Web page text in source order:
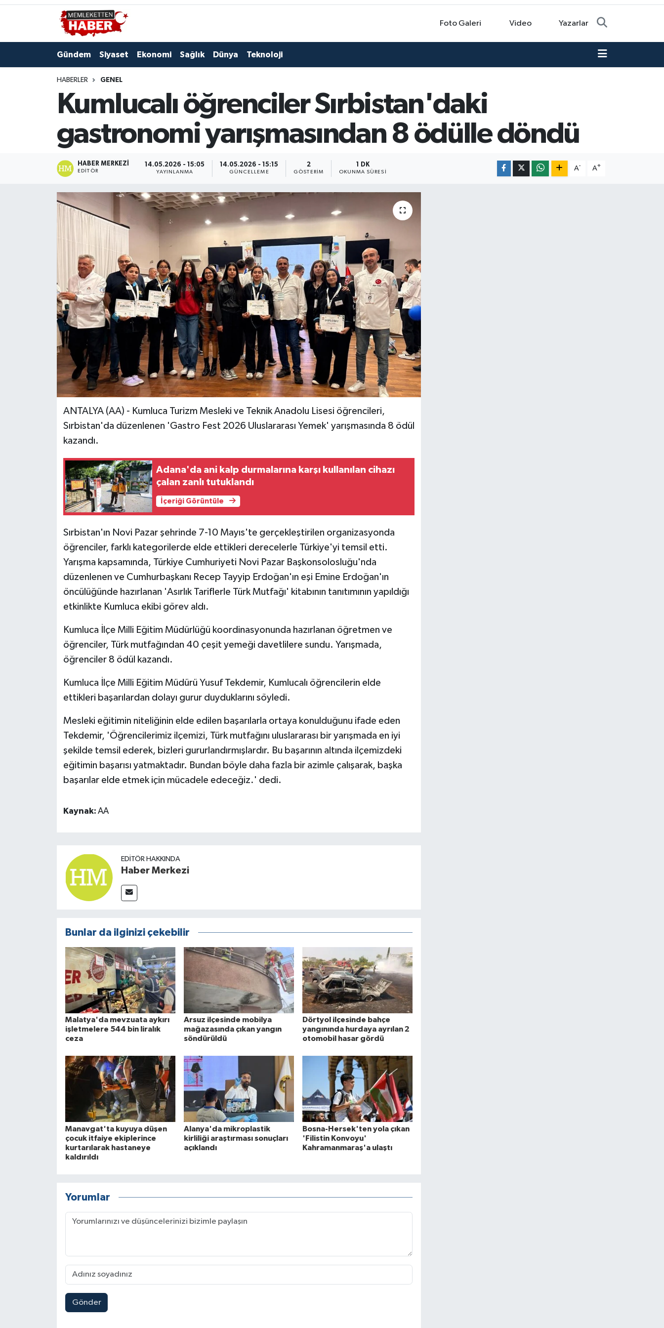
Foto Galeri Video Yazarlar
Gündem Siyaset Ekonomi Sağlık Dünya Teknoloji
HABERLER GENEL
Kumlucalı öğrenciler Sırbistan'daki
gastronomi yarışmasından 8 ödülle döndü
HABER MERKEZI
EDITÖR
14.05.2026 - 15:05
YAYINLANMA
14.05.2026 - 15:15
GÜNCELLEME
2
GÖSTERIM
1 DK
OKUNMA SÜRESI
A- A+
ANTALYA (AA) - Kumluca Turizm Mesleki ve Teknik Anadolu Lisesi öğrencileri,
Sırbistan'da düzenlenen 'Gastro Fest 2026 Uluslararası Yemek' yarışmasında 8 ödül
kazandı.
Adana'da ani kalp durmalarına karşı kullanılan cihazı
çalan zanlı tutuklandı
İçeriği Görüntüle
Sırbistan'ın Novi Pazar şehrinde 7-10 Mayıs'te gerçekleştirilen organizasyonda
öğrenciler, farklı kategorilerde elde ettikleri derecelerle Türkiye'yi temsil etti.
Yarışma kapsamında, Türkiye Cumhuriyeti Novi Pazar Başkonsolosluğu'nda
düzenlenen ve Cumhurbaşkanı Recep Tayyip Erdoğan'ın eşi Emine Erdoğan'ın
öncülüğünde hazırlanan 'Asırlık Tariflerle Türk Mutfağı' kitabının tanıtımının yapıldığı
etkinlikte Kumluca ekibi görev aldı.
Kumluca İlçe Milli Eğitim Müdürlüğü koordinasyonunda hazırlanan öğretmen ve
öğrenciler, Türk mutfağından 40 çeşit yemeği davetlilere sundu. Yarışmada,
öğrenciler 8 ödül kazandı.
Kumluca İlçe Milli Eğitim Müdürü Yusuf Tekdemir, Kumlucalı öğrencilerin elde
ettikleri başarılardan dolayı gurur duyduklarını söyledi.
Mesleki eğitimin niteliğinin elde edilen başarılarla ortaya konulduğunu ifade eden
Tekdemir, 'Öğrencilerimiz ilçemizi, Türk mutfağını uluslararası bir yarışmada en iyi
şekilde temsil ederek, bizleri gururlandırmışlardır. Bu başarının altında ilçemizdeki
eğitimin başarısı yatmaktadır. Bundan böyle daha fazla bir azimle çalışarak, başka
başarılar elde etmek için mücadele edeceğiz.' dedi.
Kaynak: AA
EDITÖR HAKKINDA
Haber Merkezi
Bunlar da ilginizi çekebilir
Malatya'da mevzuata aykırı
işletmelere 544 bin liralık
ceza
Arsuz ilçesinde mobilya
mağazasında çıkan yangın
söndürüldü
Dörtyol ilçesinde bahçe
yangınında hurdaya ayrılan 2
otomobil hasar gördü
Manavgat'ta kuyuya düşen
çocuk itfaiye ekiplerince
kurtarılarak hastaneye
kaldırıldı
Alanya'da mikroplastik
kirliliği araştırması sonuçları
açıklandı
Bosna-Hersek'ten yola çıkan
'Filistin Konvoyu'
Kahramanmaraş'a ulaştı
Yorumlar
Gönder